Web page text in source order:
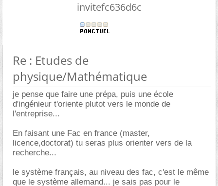
invitefc636d6c
Re : Etudes de
physique/Mathématique
je pense que faire une prépa, puis une école
d'ingénieur t'oriente plutot vers le monde de
l'entreprise...
En faisant une Fac en france (master,
licence,doctorat) tu seras plus orienter vers de la
recherche...
le système français, au niveau des fac, c'est le même
que le système allemand... je sais pas pour le